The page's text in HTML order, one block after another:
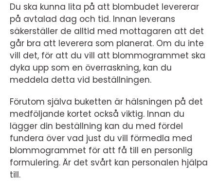
Du ska kunna lita på att blombudet levererar
på avtalad dag och tid. Innan leverans
säkerställer de alltid med mottagaren att det
går bra att leverera som planerat. Om du inte
vill det, för att du vill att blommogrammet ska
dyka upp som en överraskning, kan du
meddela detta vid beställningen.
Förutom själva buketten är hälsningen på det
medföljande kortet också viktig. Innan du
lägger din beställning kan du med fördel
fundera över vad just du vill förmedla med
blommogrammet för att få till en personlig
formulering. Är det svårt kan personalen hjälpa
till.